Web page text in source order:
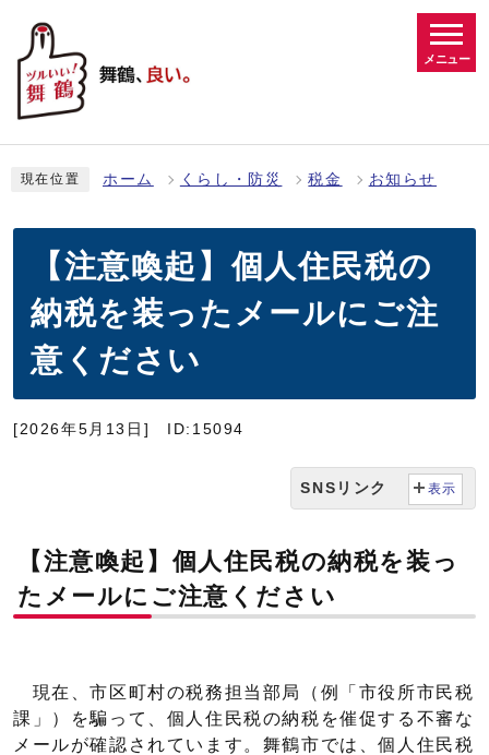
メニュー
現在位置 ホーム くらし・防災 税金 お知らせ
【注意喚起】個人住民税の
納税を装ったメールにご注
意ください
[2026年5月13日] ID:15094
SNSリンク 表示
【注意喚起】個人住民税の納税を装っ
たメールにご注意ください
現在、市区町村の税務担当部局（例「市役所市民税
課」）を騙って、個人住民税の納税を催促する不審な
メールが確認されています。舞鶴市では、個人住民税